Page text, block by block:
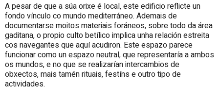
A pesar de que a súa orixe é local, este edificio reflicte un
fondo vínculo co mundo mediterráneo. Ademais de
documentarse moitos materiais foráneos, sobre todo da área
gaditana, o propio culto betílico implica unha relación estreita
cos navegantes que aquí acudiron. Este espazo parece
funcionar como un espazo neutral, que representaría a ambos
os mundos, e no que se realizarían intercambios de
obxectos, mais tamén rituais, festíns e outro tipo de
actividades.